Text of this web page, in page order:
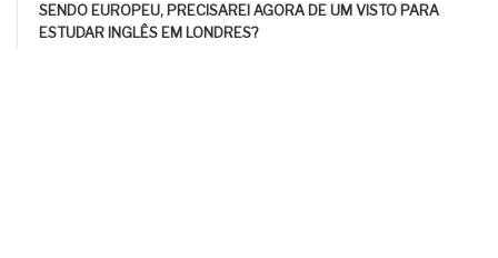
SENDO EUROPEU, PRECISAREI AGORA DE UM VISTO PARA
ESTUDAR INGLÊS EM LONDRES?